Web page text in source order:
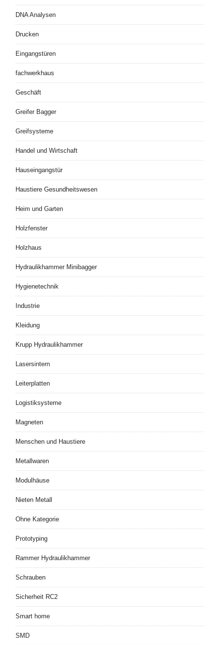
DNA Analysen
Drucken
Eingangstüren
fachwerkhaus
Geschäft
Greifer Bagger
Greifsysteme
Handel und Wirtschaft
Hauseingangstür
Haustiere Gesundheitswesen
Heim und Garten
Holzfenster
Holzhaus
Hydraulikhammer Minibagger
Hygienetechnik
Industrie
Kleidung
Krupp Hydraulikhammer
Lasersintern
Leiterplatten
Logistiksysteme
Magneten
Menschen und Haustiere
Metallwaren
Modulhäuse
Nieten Metall
Ohne Kategorie
Prototyping
Rammer Hydraulikhammer
Schrauben
Sicherheit RC2
Smart home
SMD